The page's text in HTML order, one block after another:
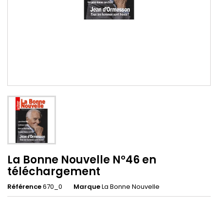
La Bonne Nouvelle N°46 en
téléchargement
Référence670_0 MarqueLa Bonne Nouvelle